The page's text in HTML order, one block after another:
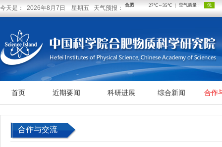
今天是： 2026年8月7日 星期五 天气预报：
首页 近期要闻 科研进展 综合新闻 合作
合作与交流